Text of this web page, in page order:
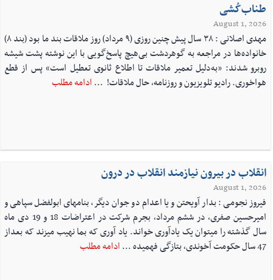
طناب‌کُشی
August 1, 2026
مهدی اصلانی : ۳۸ سال پیش چنین روزی (۹ مرداد) روز ملاقات بند ما بود (بند ۸)
خانواده‌ها در مراجعه به گوهردشت بی‌هیچ پاسخ‌گویی با این نوشته پشت شیشه
روبرو شدند: «به‌دلیل تعمیر ملاقات تا اطلاع ثانوی تعطیل است» ‏پس از قطع
هواخوری. رادیو‌ تلویزیون و روزنامه، حال ملاقات! ‏ ...ادامه مطلب
انقلاب در بیرون نیازمند انقلاب در درون
August 1, 2026
فیروز نجومی : بدار آویحتن و یا اعدام دو جوان دیگر، بنامهای ابولفضل سپاهی و
امیرحسین صفری، در ششم مرداد، بجرم شرکت در اعتراضات 18 و 19 دی ماه
سال گذشته را میتوان یک یادآوری خواند. یاد آوری که بما نهیب میزند که بعداز
47 سال حکومت آخوندی، بتازگی فهمیده ...
ادامه مطلب